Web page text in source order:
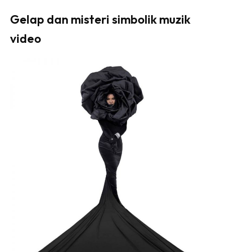
Gelap dan misteri simbolik muzik
video